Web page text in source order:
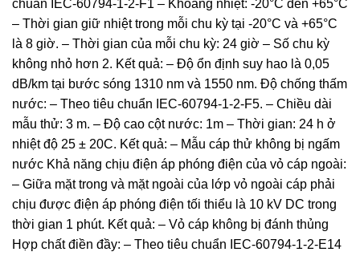
chuẩn IEC-60794-1-2-F1 – Khoảng nhiệt: -20°C đến +65°C
– Thời gian giữ nhiệt trong mỗi chu kỳ tại -20°C và +65°C
là 8 giờ. – Thời gian của mỗi chu kỳ: 24 giờ – Số chu kỳ
không nhỏ hơn 2. Kết quả: – Độ ổn định suy hao là 0,05
dB/km tại bước sóng 1310 nm và 1550 nm. Độ chống thấm
nước: – Theo tiêu chuẩn IEC-60794-1-2-F5. – Chiều dài
mẫu thử: 3 m. – Độ cao cột nước: 1m – Thời gian: 24 h ở
nhiệt độ 25 ± 20C. Kết quả: – Mẫu cáp thử không bị ngấm
nước Khả năng chịu điện áp phóng điện của vỏ cáp ngoài:
– Giữa mặt trong và mặt ngoài của lớp vỏ ngoài cáp phải
chịu được điện áp phóng điện tối thiểu là 10 kV DC trong
thời gian 1 phút. Kết quả: – Vỏ cáp không bị đánh thủng
Hợp chất điền đầy: – Theo tiêu chuẩn IEC-60794-1-2-E14